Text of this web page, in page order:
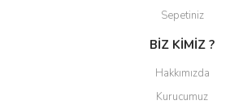
Sepetiniz
BİZ KİMİZ ?
Hakkımızda
Kurucumuz